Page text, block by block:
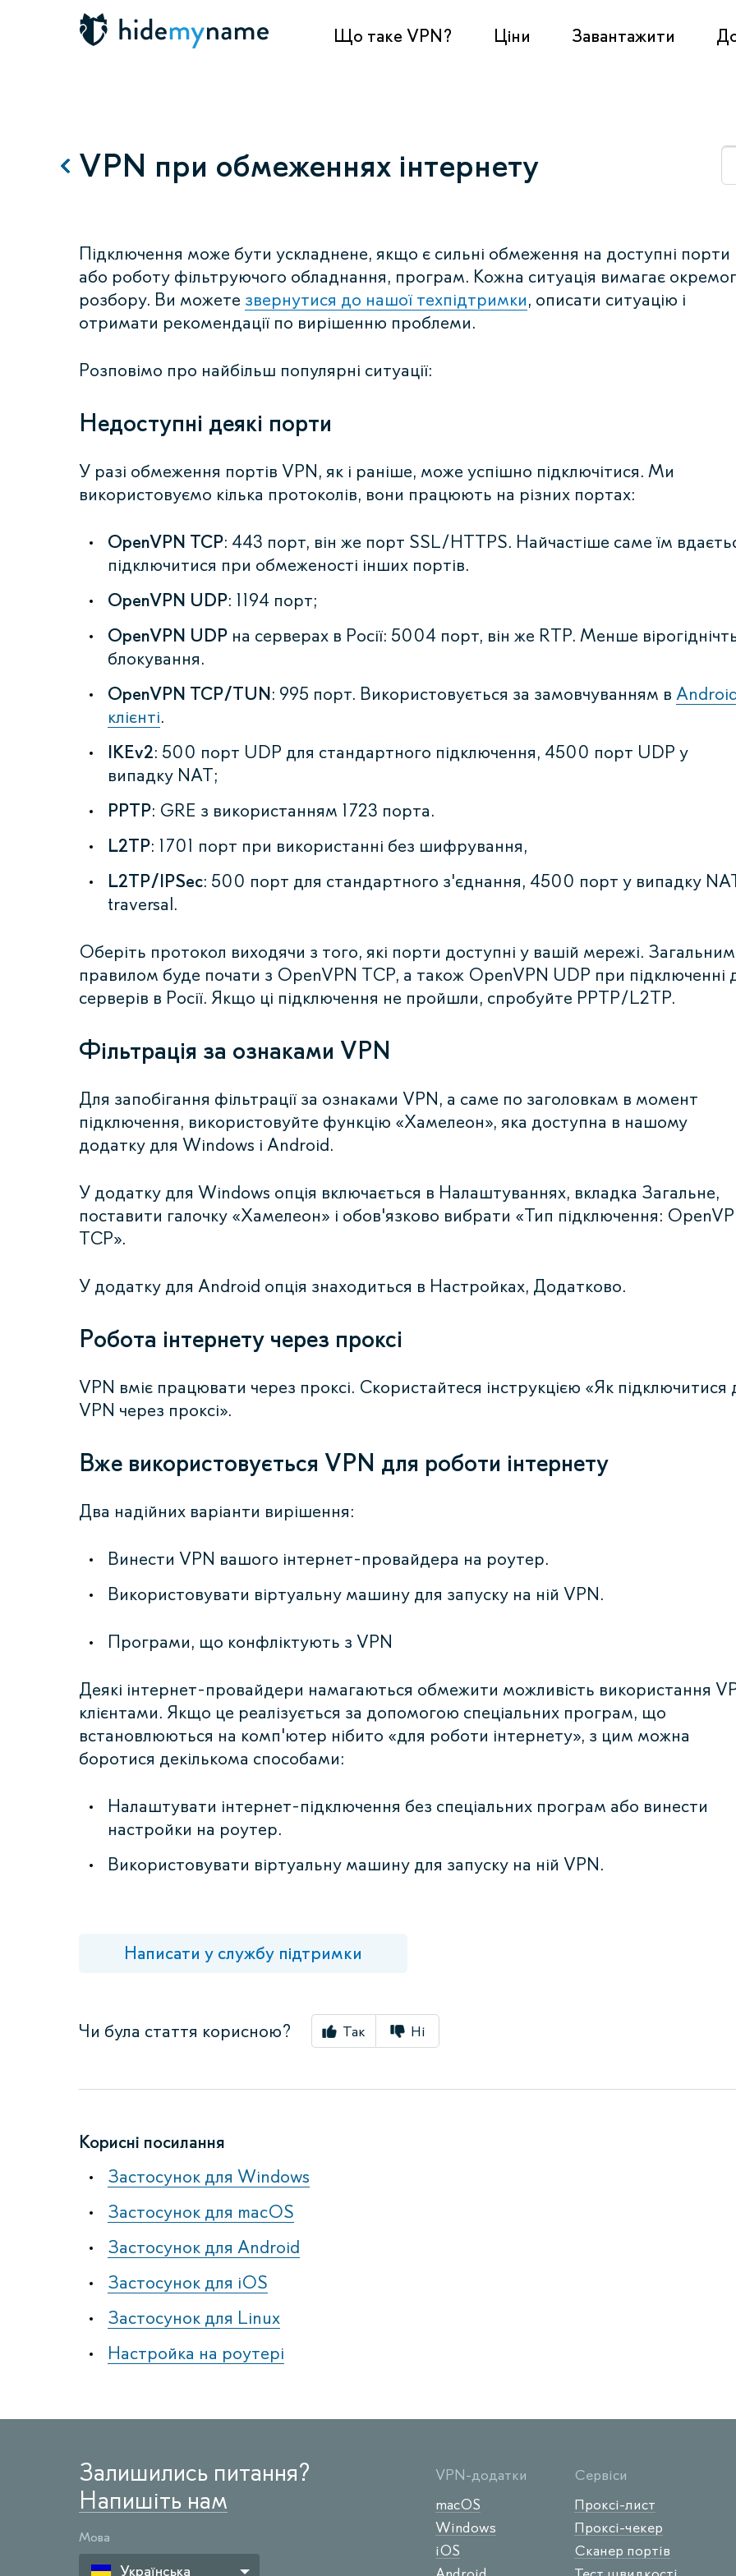
Що таке VPN? Ціни Завантажити
VPN при обмеженнях інтернету
Підключення може бути ускладнене, якщо є сильні обмеження на доступні порти
або роботу фільтруючого обладнання, програм. Кожна ситуація вимагає
розбору. Ви можете звернутися до нашої техпідтримки, описати ситуацію і
отримати рекомендації по вирішенню проблеми.
Розповімо про найбільш популярні ситуації:
Недоступні деякі порти
У разі обмеження портів VPN, як і раніше, може успішно підключітися. Ми
використовуємо кілька протоколів, вони працюють на різних портах:
OpenVPN TCP: 443 порт, він же порт SSL/HTTPS. Найчастіше саме їм
підключитися при обмеженості інших портів.
OpenVPN UDP: 1194 порт;
OpenVPN UDP на серверах в Росії: 5004 порт, він же RTP. Менше
блокування.
OpenVPN TCP/TUN: 995 порт. Використовується за замовчуванням в
клієнті.
IKEv2: 500 порт UDP для стандартного підключення, 4500 порт UDP у
випадку NAT;
PPTP: GRE з використанням 1723 порта.
L2TP: 1701 порт при використанні без шифрування,
L2TP/IPSec: 500 порт для стандартного з'єднання, 4500 порт у випадку
traversal.
Оберіть протокол виходячи з того, які порти доступні у вашій мережі. Загальним
правилом буде почати з OpenVPN TCP, а також OpenVPN UDP при підключенні
серверів в Росії. Якщо ці підключення не пройшли, спробуйте PPTP/L2TP.
Фільтрація за ознаками VPN
Для запобігання фільтрації за ознаками VPN, а саме по заголовкам в момент
підключення, використовуйте функцію «Хамелеон», яка доступна в нашому
додатку для Windows і Android.
У додатку для Windows опція включається в Налаштуваннях, вкладка Загальне,
поставити галочку «Хамелеон» і обов'язково вибрати «Тип підключення:
TCP».
У додатку для Android опція знаходиться в Настройках, Додатково.
Робота інтернету через проксі
VPN вміє працювати через проксі. Скористайтеся інструкцією «Як підключитися
VPN через проксі».
Вже використовується VPN для роботи інтернету
Два надійних варіанти вирішення:
Винести VPN вашого інтернет-провайдера на роутер.
Використовувати віртуальну машину для запуску на ній VPN.
Програми, що конфліктують з VPN
Деякі інтернет-провайдери намагаються обмежити можливість використання
клієнтами. Якщо це реалізується за допомогою спеціальних програм, що
встановлюються на комп'ютер нібито «для роботи інтернету», з цим можна
боротися декількома способами:
Налаштувати інтернет-підключення без спеціальних програм або винести
настройки на роутер.
Використовувати віртуальну машину для запуску на ній VPN.
Написати у службу підтримки
Чи була стаття корисною? Так Ні
Корисні посилання
Застосунок для Windows
Застосунок для macOS
Застосунок для Android
Застосунок для iOS
Застосунок для Linux
Настройка на роутері
Залишились питання?
Напишіть нам
Мова
Українська
VPN-додатки
macOS
Windows
iOS
Сервіси
Проксі-лист
Проксі-чекер
Сканер портів